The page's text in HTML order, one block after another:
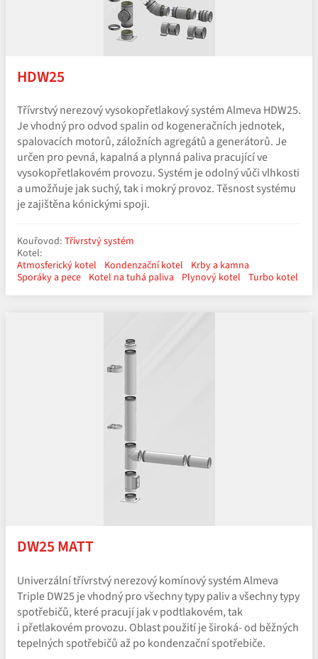
HDW25
Třívrstvý nerezový vysokopřetlakový systém Almeva HDW25.
Je vhodný pro odvod spalin od kogeneračních jednotek,
spalovacích motorů, záložních agregátů a generátorů. Je
určen pro pevná, kapalná a plynná paliva pracující ve
vysokopřetlakovém provozu. Systém je odolný vůči vlhkosti
a umožňuje jak suchý, tak i mokrý provoz. Těsnost systému
je zajištěna kónickými spoji.
Kouřovod: Třívrstvý systém
Kotel:
Atmosferický kotel
Kondenzační kotel
Krby a kamna
Sporáky a pece Kotel na tuhá paliva Plynový kotel Turbo kotel
DW25 MATT
Univerzální třívrstvý nerezový komínový systém Almeva
Triple DW25 je vhodný pro všechny typy paliv a všechny typy
spotřebičů, které pracují jak v podtlakovém, tak
i přetlakovém provozu. Oblast použití je široká- od běžných
tepelných spotřebičů až po kondenzační spotřebiče.